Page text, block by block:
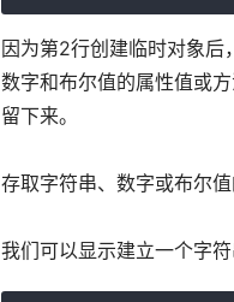
因为第2行创建临时对象后
数字和布尔值的属性值或
留下来。
存取字符串、数字或布尔
我们可以显示建立一个字